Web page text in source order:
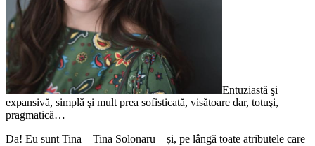
Entuziastă şi
expansivă, simplă şi mult prea sofisticată, visătoare dar, totuşi,
pragmatică…
Da! Eu sunt Tina – Tina Solonaru – și, pe lângă toate atributele care